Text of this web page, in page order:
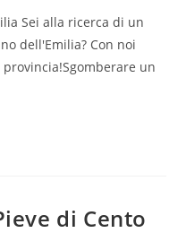
Sei alla ricerca di un
dell'Emilia? Con noi
un
di Cento